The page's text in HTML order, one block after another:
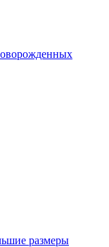
размеры